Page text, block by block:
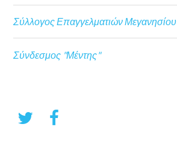
Σύλλογος Επαγγελματιών Μεγανησίου
Σύνδεσμος "Μέντης"